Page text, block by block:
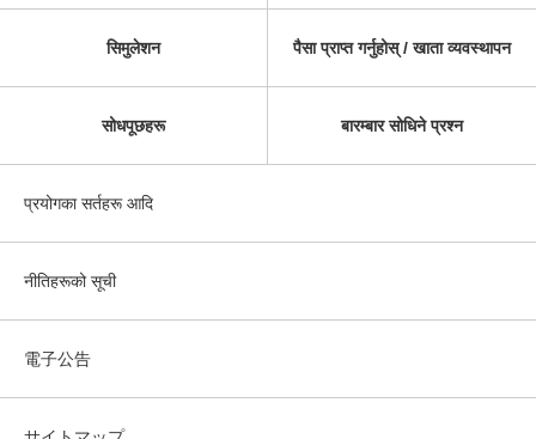
सिमुलेशन पैसा प्राप्त गर्नुहोस् / खाता व्यवस्थापन
सोधपूछहरू बारम्बार सोधिने प्रश्न
प्रयोगका सर्तहरू आदि
नीतिहरूको सूची
電子公告